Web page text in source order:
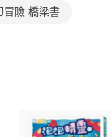
冒險 橋梁書